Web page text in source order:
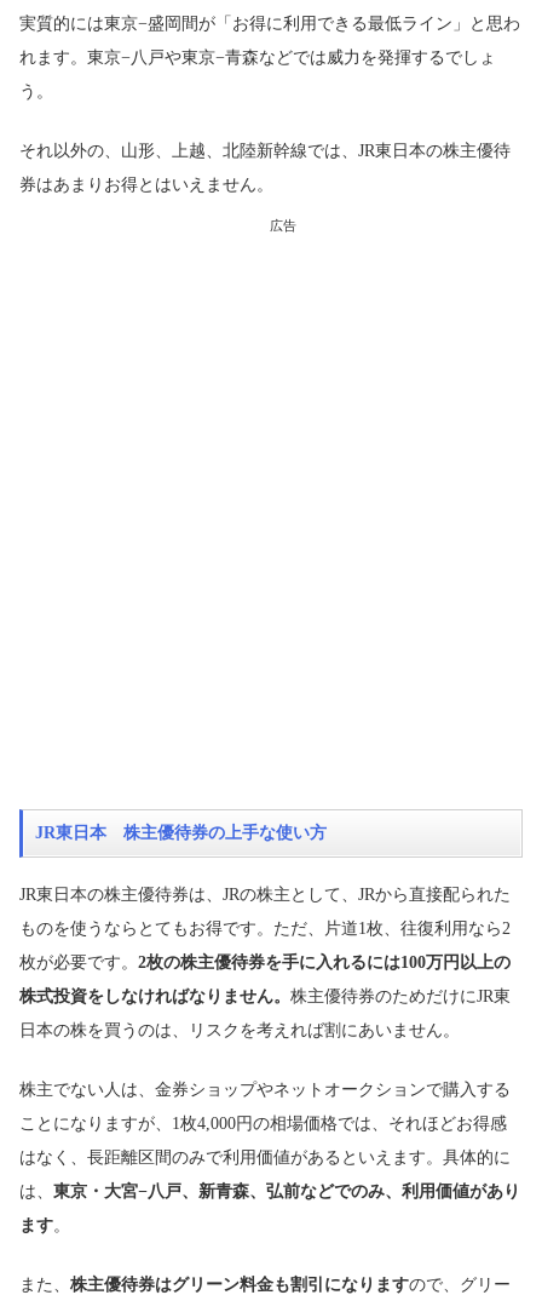
実質的には東京−盛岡間が「お得に利用できる最低ライン」と思わ
れます。東京−八戸や東京−青森などでは威力を発揮するでしょ
う。
それ以外の、山形、上越、北陸新幹線では、JR東日本の株主優待
券はあまりお得とはいえません。
広告
JR東日本 株主優待券の上手な使い方
JR東日本の株主優待券は、JRの株主として、JRから直接配られた
ものを使うならとてもお得です。ただ、片道1枚、往復利用なら2
枚が必要です。 2枚の株主優待券を手に入れるには100万円以上の
株式投資をしなければなりません。 株主優待券のためだけにJR東
日本の株を買うのは、リスクを考えれば割にあいません。
株主でない人は、金券ショップやネットオークションで購入する
ことになりますが、1枚4,000円の相場価格では、それほどお得感
はなく、長距離区間のみで利用価値があるといえます。具体的に
は、 東京・大宮−八戸、新青森、弘前などでのみ、利用価値があり
ます。
また、 株主優待券はグリーン料金も割引になりますので、グリー